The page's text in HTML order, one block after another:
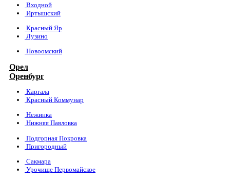
Входной
Иртышский
Красный Яр
Лузино
Новоомский
Орел
Оренбург
Каргала
Красный Коммунар
Нежинка
Нижняя Павловка
Подгорная Покровка
Пригородный
Сакмара
Урочище Первомайское